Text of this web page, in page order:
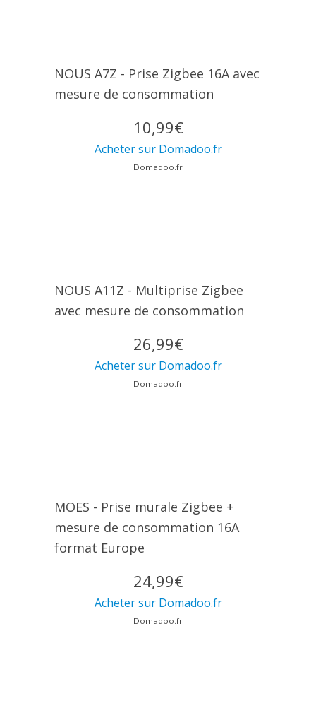
NOUS A7Z - Prise Zigbee 16A avec
mesure de consommation
10,99€
Acheter sur Domadoo.fr
Domadoo.fr
NOUS A11Z - Multiprise Zigbee
avec mesure de consommation
26,99€
Acheter sur Domadoo.fr
Domadoo.fr
MOES - Prise murale Zigbee +
mesure de consommation 16A
format Europe
24,99€
Acheter sur Domadoo.fr
Domadoo.fr